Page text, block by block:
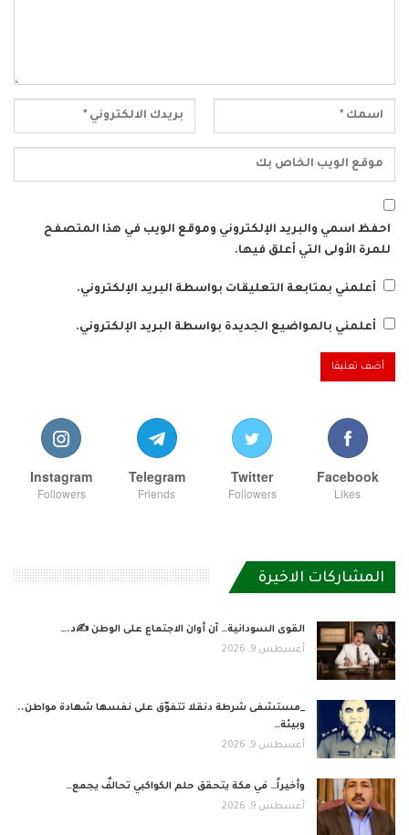
احفظ اسمي والبريد الإلكتروني وموقع الويب في هذا المتصفح
للمرة الأولى التي أعلق فيها.
أعلمني بمتابعة التعليقات بواسطة البريد الإلكتروني.
أعلمني بالمواضيع الجديدة بواسطة البريد الإلكتروني.
Facebook
Likes
Twitter
Followers
Telegram
Friends
Instagram
Followers
المشاركات الاخيرة
القوى السودانية… آن أوان الاجتماع على الوطن ✍️د.…
أغسطس 9, 2026
_مستشفى شرطة دنقلا تتفوّق على نفسها شهادة مواطن..
وبيئة…
أغسطس 9, 2026
وأخيراً… في مكة يتحقق حلم الكواكبي تحالفٌ يجمع…
أغسطس 9, 2026